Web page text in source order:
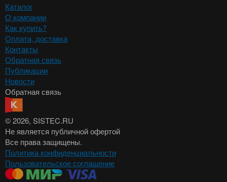
Каталог
О компании
Как купить?
Оплата, доставка
Контакты
Обратная связь
Публикации
Новости
Обратная связь
© 2026, SISTEC.RU
Не является публичной офертой
Все права защищены.
Политика конфиденциальности
Пользовательское соглашение